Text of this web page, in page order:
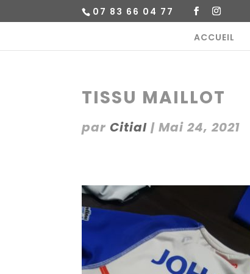
07 83 66 04 77
ACCUEIL
TISSU MAILLOT
parCitial |Mai 24, 2021